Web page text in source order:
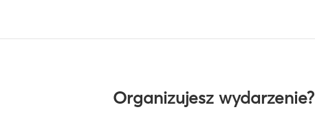
Organizujesz wydarzenie?